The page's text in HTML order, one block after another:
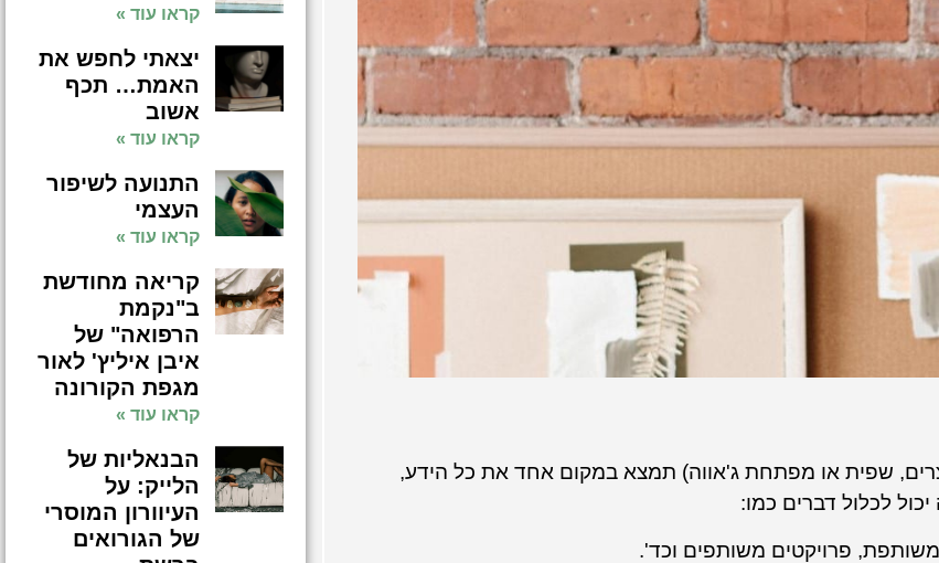
שפית או מפתחת ג'אווה) תמצא במקום אחד את כל הידע,
לכלול דברים כמו:
משותפת, פרויקטים משותפים וכד'.
קראו עוד »
יצאתי לחפש את
האמת… תכף
אשוב
קראו עוד »
התנועה לשיפור
העצמי
קראו עוד »
קריאה מחודשת
ב"נקמת
הרפואה" של
איבן איליץ' לאור
מגפת הקורונה
קראו עוד »
הבנאליות של
הלייק: על
העיוורון המוסרי
של הגורואים